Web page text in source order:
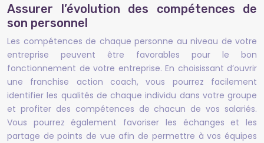
Assurer l’évolution des compétences de
son personnel
Les compétences de chaque personne au niveau de votre
entreprise peuvent être favorables pour le bon
fonctionnement de votre entreprise. En choisissant d’ouvrir
une franchise action coach, vous pourrez facilement
identifier les qualités de chaque individu dans votre groupe
et profiter des compétences de chacun de vos salariés.
Vous pourrez également favoriser les échanges et les
partage de points de vue afin de permettre à vos équipes